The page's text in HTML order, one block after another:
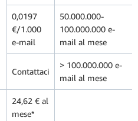
0,0197
€/1.000
e-mail
50.000.000-
100.000.000 e-
mail al mese
Contattaci
> 100.000.000 e-
mail al mese
24,62 € al
mese*